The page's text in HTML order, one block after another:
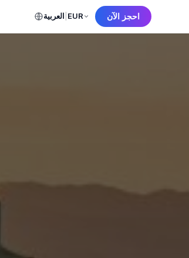
العربية EUR احجز الآن